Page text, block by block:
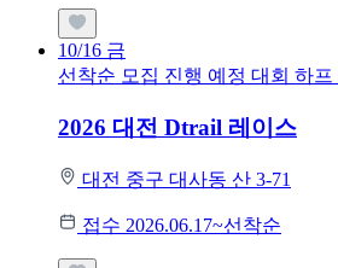
10/16 금
선착순 모집 진행 예정 대회 하프
2026 대전 Dtrail 레이스
대전 중구 대사동 산 3-71
접수 2026.06.17~선착순